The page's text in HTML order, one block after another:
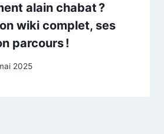
alain chabat ?
wiki complet, ses
parcours !
2025